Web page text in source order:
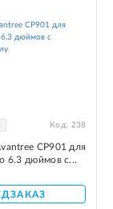
Код: 238
CP901 для
6.3 дюймов с...